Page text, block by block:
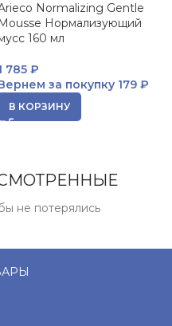
Normalizing Gentle
Mousse Нормализующий
160 мл
785 ₽
за покупку 179 ₽
В КОРЗИНУ
не потерялись